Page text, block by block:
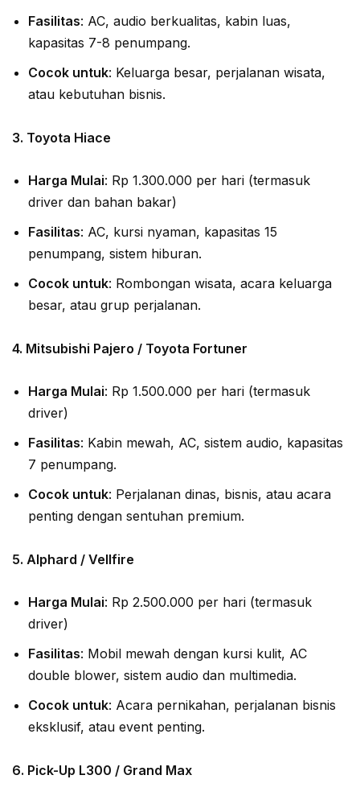
Fasilitas: AC, audio berkualitas, kabin luas,
kapasitas 7-8 penumpang.
Cocok untuk: Keluarga besar, perjalanan wisata,
atau kebutuhan bisnis.
3. Toyota Hiace
Harga Mulai: Rp 1.300.000 per hari (termasuk
driver dan bahan bakar)
Fasilitas: AC, kursi nyaman, kapasitas 15
penumpang, sistem hiburan.
Cocok untuk: Rombongan wisata, acara keluarga
besar, atau grup perjalanan.
4. Mitsubishi Pajero / Toyota Fortuner
Harga Mulai: Rp 1.500.000 per hari (termasuk
driver)
Fasilitas: Kabin mewah, AC, sistem audio, kapasitas
7 penumpang.
Cocok untuk: Perjalanan dinas, bisnis, atau acara
penting dengan sentuhan premium.
5. Alphard / Vellfire
Harga Mulai: Rp 2.500.000 per hari (termasuk
driver)
Fasilitas: Mobil mewah dengan kursi kulit, AC
double blower, sistem audio dan multimedia.
Cocok untuk: Acara pernikahan, perjalanan bisnis
eksklusif, atau event penting.
6. Pick-Up L300 / Grand Max